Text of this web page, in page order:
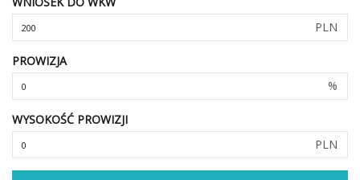
PLN
PROWIZJA
%
WYSOKOŚĆ PROWIZJI
PLN